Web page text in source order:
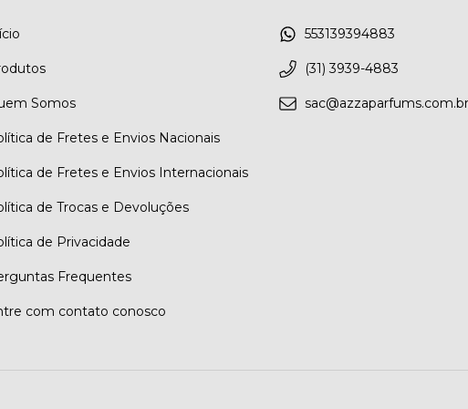
Somos
de Fretes e Envios Nacionais
de Fretes e Envios Internacionais
de Trocas e Devoluções
de Privacidade
Frequentes
com contato conosco
553139394883
(31) 3939-4883
sac@azzaparfums.com.br